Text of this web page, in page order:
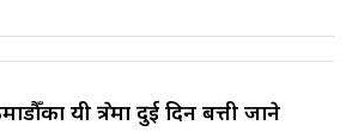
यी क्षेत्रमा दुई दिन बत्ती जाने